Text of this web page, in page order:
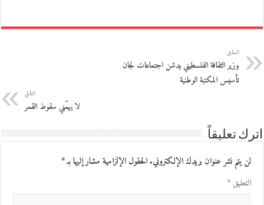
السابق
وزير الثقافة الفلسطيني يدشن اجتماعات لجان
تأسيس المكتبة الوطنية
التالي
لا يهمّني سقوط القمر
اترك تعليقاً
لن يتم نشر عنوان بريدك الإلكتروني.الحقول الإلزامية مشار إليها بـ*
التعليق*